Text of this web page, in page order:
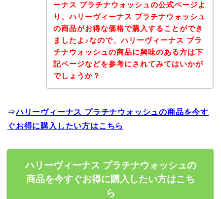
ーナス プラチナウォッシュの公式ページよ
り、ハリーヴィーナス プラチナウォッシュ
の商品がお得な価格で購入することができ
ましたよ♪なので、ハリーヴィーナス プラ
チナウォッシュの商品に興味のある方は下
記ページなどを参考にされてみてはいかが
でしょうか？
⇒ハリーヴィーナス プラチナウォッシュの商品を今す
ぐお得に購入したい方はこちら
ハリーヴィーナス プラチナウォッシュの
商品を今すぐお得に購入したい方はこち
ら